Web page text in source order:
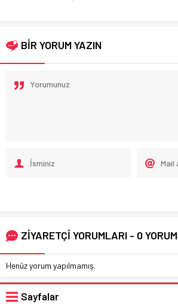
BİR YORUM YAZIN
ZİYARETÇİ YORUMLARI - 0 YORUM
Henüz yorum yapılmamış.
Sayfalar